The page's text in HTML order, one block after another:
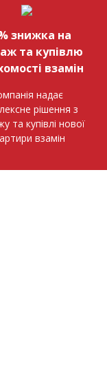
знижка на
та купівлю
взамін
надає
рішення з
та купівлі нової
взамін